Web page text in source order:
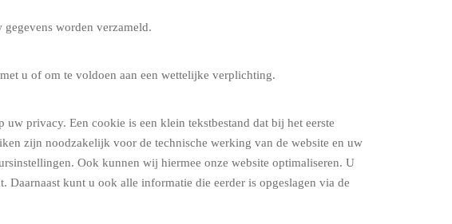
worden verzameld.
u of om te voldoen aan een wettelijke verplichting.
privacy. Een cookie is een klein tekstbestand dat bij het eerste
zijn noodzakelijk voor de technische werking van de website en uw
Ook kunnen wij hiermee onze website optimaliseren. U
kunt u ook alle informatie die eerder is opgeslagen via de